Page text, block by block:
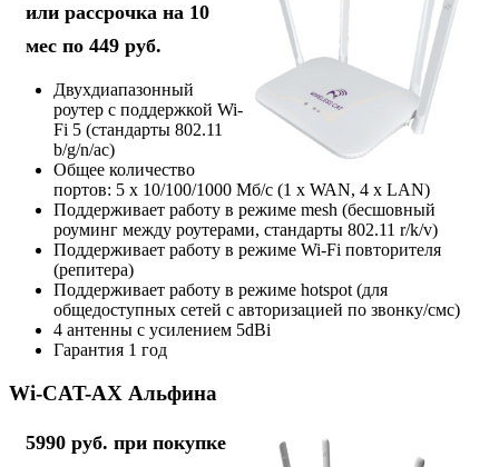
или рассрочка на 10
мес по 449 руб.
Двухдиапазонный
роутер с поддержкой Wi-
Fi 5 (стандарты 802.11
b/g/n/ac)
Общее количество
портов: 5 х 10/100/1000 Мб/с (1 x WAN, 4 x LAN)
Поддерживает работу в режиме mesh (бесшовный
роуминг между роутерами, стандарты 802.11 r/k/v)
Поддерживает работу в режиме Wi-Fi повторителя
(репитера)
Поддерживает работу в режиме hotspot (для
общедоступных сетей с авторизацией по звонку/смс)
4 антенны с усилением 5dBi
Гарантия 1 год
Wi-CAT-AX Альфина
5990 руб. при покупке